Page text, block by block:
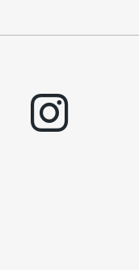
instagram